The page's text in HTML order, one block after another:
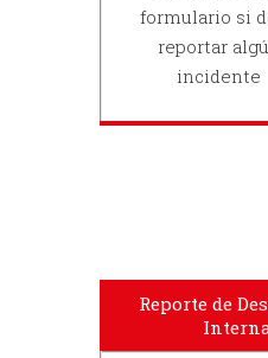
formulario si
reportar
incidente
Reporte de